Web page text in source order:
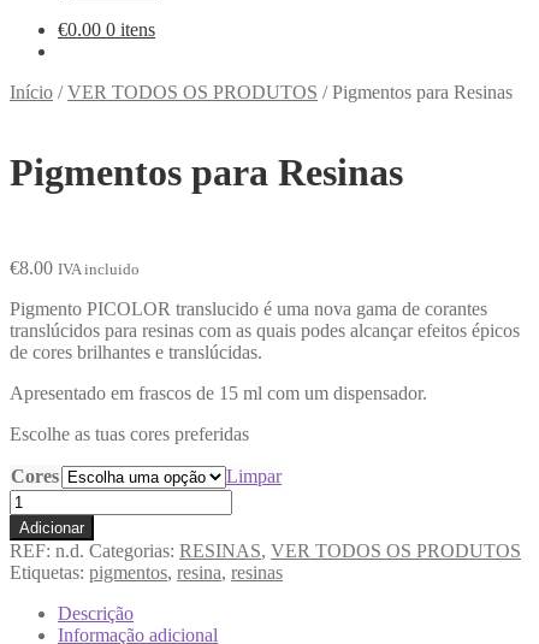
€0.00 0 itens
Início /VER TODOS OS PRODUTOS /Pigmentos para Resinas
Pigmentos para Resinas
€8.00 IVA incluido
Pigmento PICOLOR translucido é uma nova gama de corantes
translúcidos para resinas com as quais podes alcançar efeitos épicos
de cores brilhantes e translúcidas.
Apresentado em frascos de 15 ml com um dispensador.
Escolhe as tuas cores preferidas
Cores Limpar
Adicionar
REF: n.d. Categorias: RESINAS, VER TODOS OS PRODUTOS
Etiquetas: pigmentos, resina, resinas
Descrição
Informação adicional